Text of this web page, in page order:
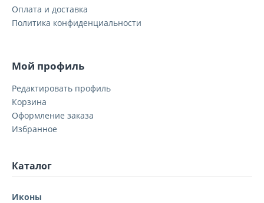
Оплата и доставка
Политика конфиденциальности
Мой профиль
Редактировать профиль
Корзина
Оформление заказа
Избранное
Каталог
Иконы